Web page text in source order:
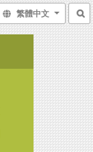
繁體中文